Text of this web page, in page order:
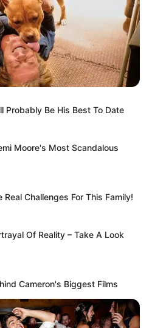
χαμόγελο.
της με τον
την θυμούνται για
από την ζωή, η Ελένη
πλέον εμβληματικές
όνομά της με ένα από
της Χαλκίδας.
διατηρούσαν επί
αύριο στις 10:30
Αναστάσεως του
στον ναό από τις 10:00
Probably Be His Best To Date
Moore's Most Scandalous
Challenges For This Family!
Of Reality – Take A Look
Cameron's Biggest Films